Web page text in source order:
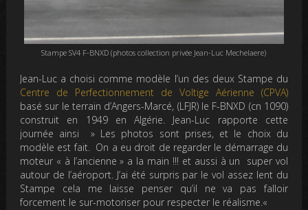
Stampe SV4 F-BNXD (photos collection privée Jean-Luc Mechelaere)
Jean-Luc a choisi comme modèle l’un des deux Stampe du
Centre de Perfectionnement de Voltige Aérienne (CPVA)
basé sur le terrain d’Angers-Marcé, (LFJR) le F-BNXD (cn 1090)
construit en 1949 en Algérie. Jean-Luc rapporte cette
journée ainsi » Les photos sont prises, et le choix du
modèle est fait. On a eu droit de regarder le démarrage du
moteur « à l’ancienne » a la main !!! et aussi à un super vol
autour de l’aéroport. J’ai été surpris par le vol assez lent du
Stampe cela me laisse penser qu’il ne va pas falloir
forcement le sur-motoriser pour respecter le réalisme.«